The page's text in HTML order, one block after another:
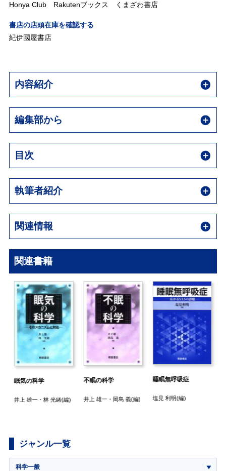
Honya Club
Rakutenブックス くまざわ書店
書店の店頭在庫を確認する
紀伊國屋書店
内容紹介
編集部から
目次
執筆者紹介
関連情報
関連書籍
眠気の科学
井上 雄一・林 光緒(編)
不眠の科学
井上 雄一・ 岡島 義(編)
睡眠無呼吸症
塩見 利明(編)
ジャンル一覧
科学一般